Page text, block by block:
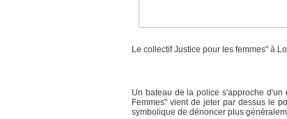
Le collectif Justice pour les femmes" à
Un bateau de la police s'approche
Femmes" vient de jeter par dessus le
symbolique de dénoncer plus